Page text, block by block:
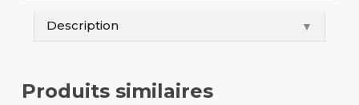
Description ▼
Produits similaires